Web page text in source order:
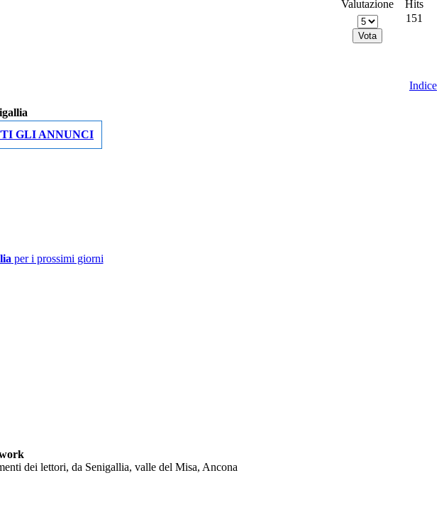
Valutazione
Hits
151
Indice
GLI ANNUNCI
per i prossimi giorni
dei lettori, da Senigallia, valle del Misa, Ancona